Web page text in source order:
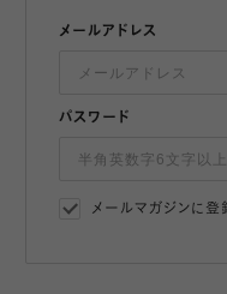
メールアドレス
パスワード
メールマガジンに登